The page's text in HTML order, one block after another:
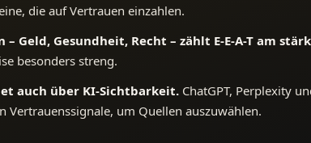
die auf Vertrauen einzahlen.
– Geld, Gesundheit, Recht – zählt E-E-A-T am
besonders streng.
auch über KI-Sichtbarkeit. ChatGPT, Perplexity
Vertrauenssignale, um Quellen auszuwählen.